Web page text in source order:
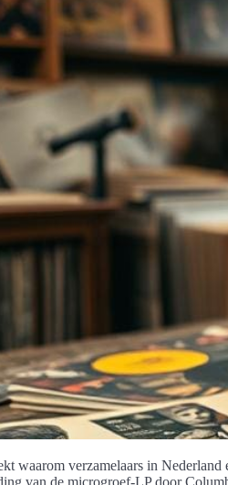
waarom verzamelaars in